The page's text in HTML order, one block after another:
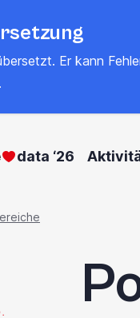
Er kann
.
data ‘26